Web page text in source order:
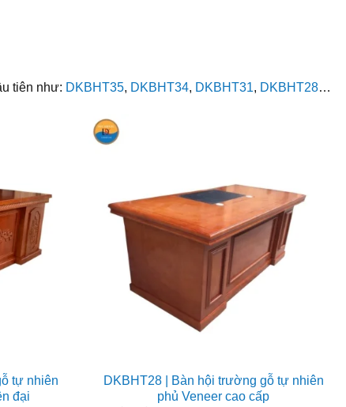
tiên như: DKBHT35, DKBHT34, DKBHT31, DKBHT28…
tự nhiên
đại
DKBHT28 | Bàn hội trường gỗ tự nhiên
phủ Veneer cao cấp